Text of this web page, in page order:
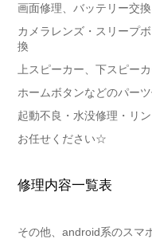
画面修理、バッテリー交
カメラレンズ・スリープ
換
上スピーカー、下スピー
ホームボタンなどのパー
起動不良・水没修理・リ
お任せください☆
修理内容一覧表
その他、android系のスマ